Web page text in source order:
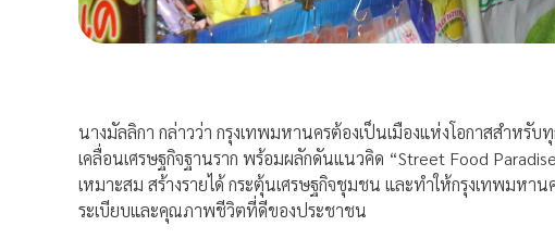
นางมัลลิกา กล่าวว่า กรุงเทพมหานครต้องเป็นเมืองแห่งโอกาสสำหรั
เคลื่อนเศรษฐกิจฐานราก พร้อมผลักดันแนวคิด “Street Food
เหมาะสม สร้างรายได้ กระตุ้นเศรษฐกิจชุมชน และทำให้กรุงเทพมหา
ระเบียบและคุณภาพชีวิตที่ดีของประชาชน